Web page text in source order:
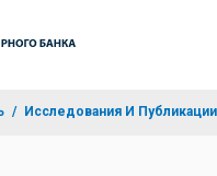
Исследования И Публикации